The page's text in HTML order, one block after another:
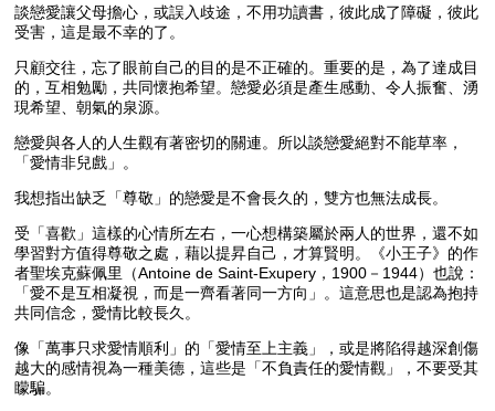
談戀愛讓父母擔心，或誤入歧途，不用功讀書，彼此成了障礙，彼此
受害，這是最不幸的了。
只顧交往，忘了眼前自己的目的是不正確的。重要的是，為了達成目
的，互相勉勵，共同懷抱希望。戀愛必須是產生感動、令人振奮、湧
現希望、朝氣的泉源。
戀愛與各人的人生觀有著密切的關連。所以談戀愛絕對不能草率，
「愛情非兒戲」。
我想指出缺乏「尊敬」的戀愛是不會長久的，雙方也無法成長。
受「喜歡」這樣的心情所左右，一心想構築屬於兩人的世界，還不如
學習對方值得尊敬之處，藉以提昇自己，才算賢明。《小王子》的作
者聖埃克蘇佩里（Antoine de Saint-Exupery，1900－1944）也說：
「愛不是互相凝視，而是一齊看著同一方向」。這意思也是認為抱持
共同信念，愛情比較長久。
像「萬事只求愛情順利」的「愛情至上主義」，或是將陷得越深創傷
越大的感情視為一種美德，這些是「不負責任的愛情觀」，不要受其
矇騙。